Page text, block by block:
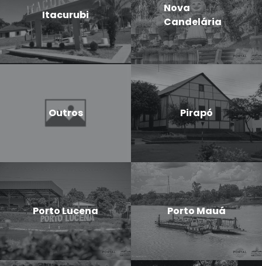
Itacurubi
Nova
Candelária
Outros Pirapó
Porto Lucena Porto Mauá